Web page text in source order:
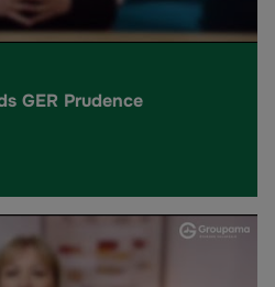
GER Prudence